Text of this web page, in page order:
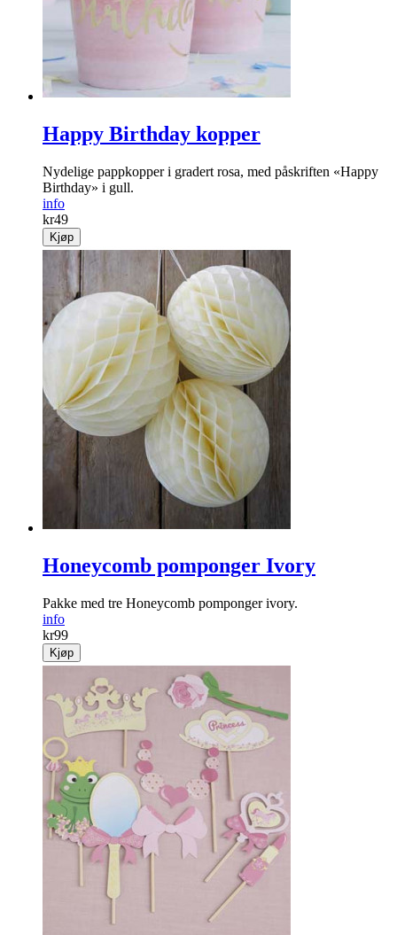
Happy Birthday kopper
Nydelige pappkopper i gradert rosa, med påskriften «Happy
Birthday» i gull.
info
kr49
Kjøp
Honeycomb pomponger Ivory
Pakke med tre Honeycomb pomponger ivory.
info
kr99
Kjøp